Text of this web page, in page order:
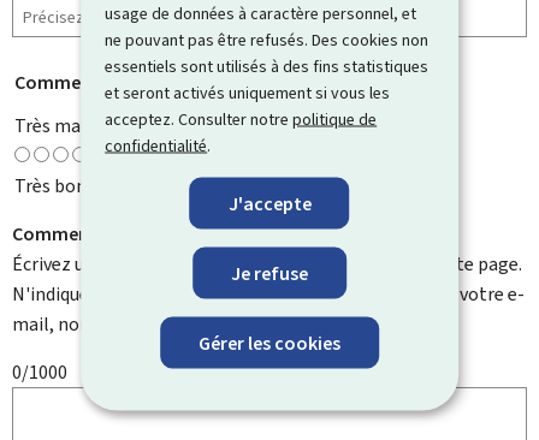
usage de données à caractère personnel, et
ne pouvant pas être refusés. Des cookies non
essentiels sont utilisés à des fins statistiques
et seront activés uniquement si vous les
acceptez. Consulter notrepolitique de
confidentialité.
J'accepte
Je refuse
Gérer les cookies
Comment évaluez-vous cette page ?
Très mauvaise
Très bonne
Comment pouvons-nous l'améliorer ?
Écrivez un commentaire et aidez-nous à améliorer cette page.
N'indiquez pas d'informations personnelles telles que votre e-
mail, nom, numéro de téléphone, etc.
0/1000